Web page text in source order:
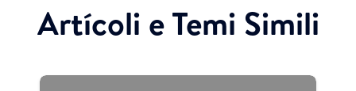
Artícoli e Temi Simili